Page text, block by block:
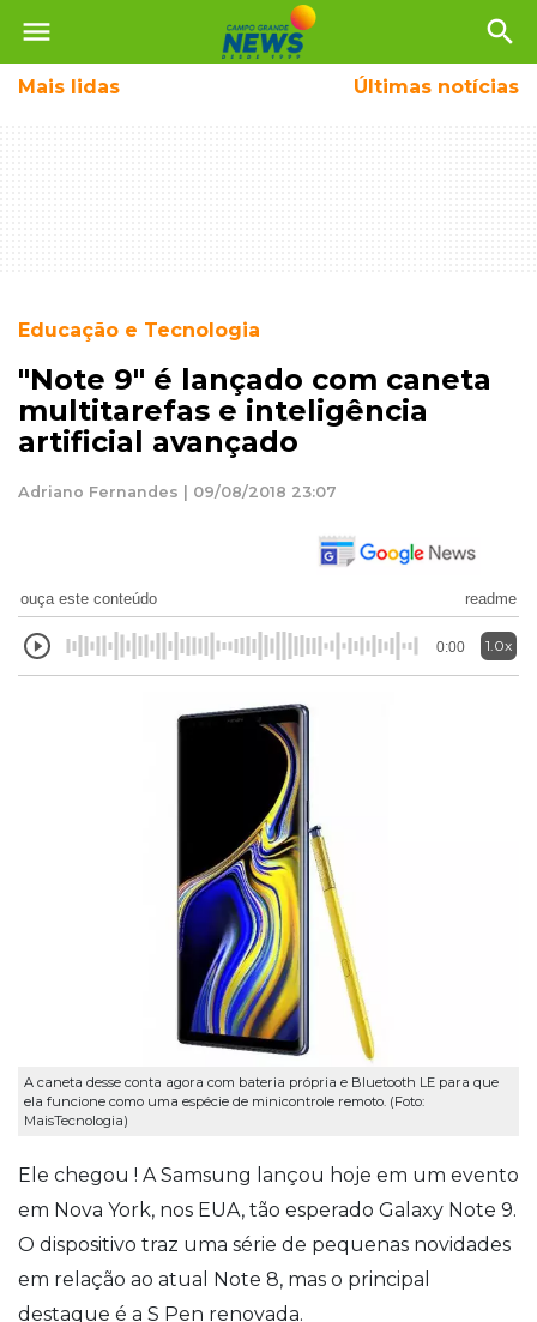
menu search
Mais lidas Últimas notícias
Educação e Tecnologia
"Note 9" é lançado com caneta
multitarefas e inteligência
artificial avançado
Adriano Fernandes | 09/08/2018 23:07
ouça este conteúdo readme
0:00 1.0x
A caneta desse conta agora com bateria própria e Bluetooth LE para que
ela funcione como uma espécie de minicontrole remoto. (Foto:
MaisTecnologia)
Ele chegou ! A Samsung lançou hoje em um evento
em Nova York, nos EUA, tão esperado Galaxy Note 9.
O dispositivo traz uma série de pequenas novidades
em relação ao atual Note 8, mas o principal
destaque é a S Pen renovada.